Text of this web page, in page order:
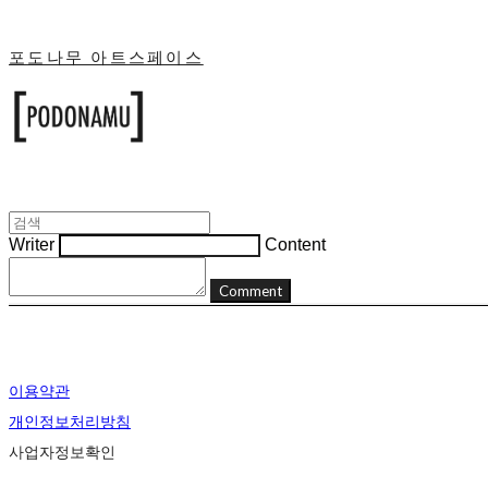
포도나무 아트스페이스
Writer Content
Comment
이용약관
개인정보처리방침
사업자정보확인